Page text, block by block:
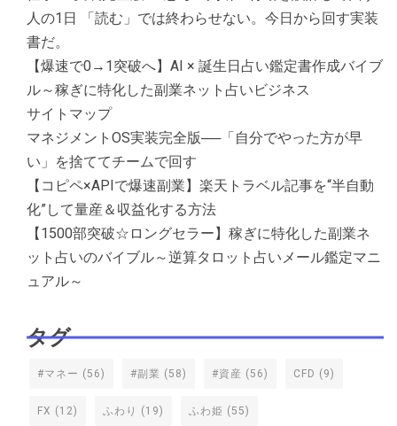
人の1日 「読む」では終わらせない。今日から回す実装
書だ。
【爆速で0→1突破へ】AI × 誕生日占い鑑定書作成バイブ
ル～稼ぎに特化した副業ネット占いビジネス
サイトマップ
マネジメントOS実装完全版──「自分でやった方が早
い」を捨ててチームで回す
【コピペ×APIで爆速副業】楽天トラベル記事を“半自動
化”して量産＆収益化する方法
【1500部突破☆ロングセラー】稼ぎに特化した副業ネ
ット占いのバイブル～逆算タロット占いメール鑑定マニ
ュアル～
タグ
#マネー (56) #副業 (58) #資産 (56) CFD (9)
FX (12) ふわり (19) ふわ姫 (55)